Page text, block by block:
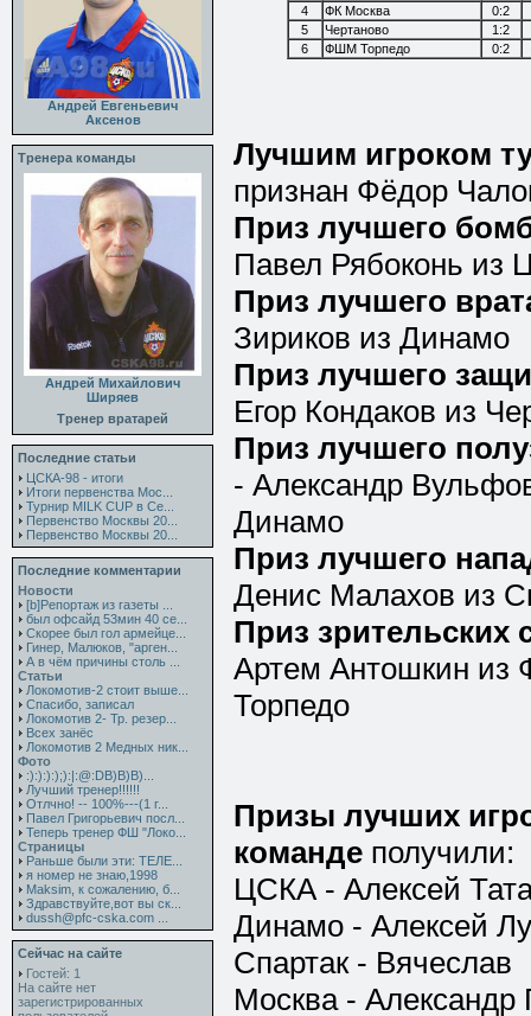
Андрей Евгеньевич
Аксенов
Тренера команды
Андрей Михайлович
Ширяев
Тренер вратарей
Последние статьи
ЦСКА-98 - итоги
Итоги первенства Мос...
Турнир MILK CUP в Се...
Первенство Москвы 20...
Первенство Москвы 20...
Последние комментарии
Новости
[b]Репортаж из газеты ...
был офсайд 53мин 40 се...
Скорее был гол армейце...
Гинер, Малюков, "арген...
А в чём причины столь ...
Статьи
Локомотив-2 стоит выше...
Спасибо, записал
Локомотив 2- Тр. резер...
Всех занёс
Локомотив 2 Медных ник...
Фото
:):):):);):|:@:DB)B)B)...
Лучший тренер!!!!!!
Отлчно! -- 100%---(1 г...
Павел Григорьевич посл...
Теперь тренер ФШ "Локо...
Страницы
Раньше были эти: ТЕЛЕ...
я номер не знаю,1998
Maksim, к сожалению, б...
Здравствуйте,вот вы ск...
dussh@pfc-cska.com ...
Сейчас на сайте
Гостей: 1
На сайте нет
зарегистрированных
4
ФК Москва
0:2
5
Чертаново
1:2
6
ФШМ Торпедо 0:2
Лучшим игроком
признан Фёдор
Приз лучшего
Павел Рябоконь из
Приз лучшего
Зириков из Динамо
Приз лучшего
Егор Кондаков из
Приз лучшего
- Александр
Динамо
Приз лучшего
Денис Малахов из
Приз зрительских
Артем Антошкин
Торпедо
Призы лучших
команде получили:
ЦСКА - Алексей
Динамо - Алексей
Спартак - Вячеслав
Москва - Александр